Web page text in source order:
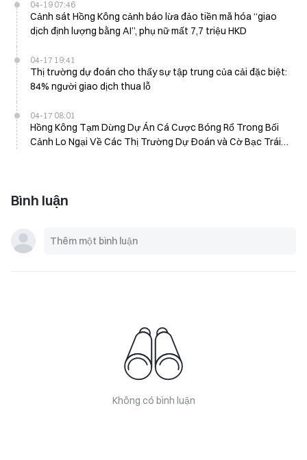
04-19 07:46
Cảnh sát Hồng Kông cảnh báo lừa đảo tiền mã hóa “giao
dịch định lượng bằng AI”, phụ nữ mất 7,7 triệu HKD
04-17 19:41
Thị trường dự đoán cho thấy sự tập trung của cải đặc biệt:
84% người giao dịch thua lỗ
04-17 08:01
Hồng Kông Tạm Dừng Dự Án Cá Cược Bóng Rổ Trong Bối
Cảnh Lo Ngại Về Các Thị Trường Dự Đoán và Cờ Bạc Trái
Bình luận
Không có bình luận